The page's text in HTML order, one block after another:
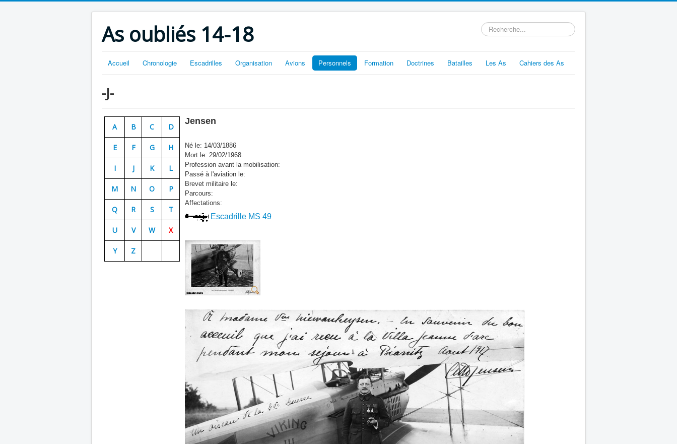
As oubliés 14-18 Rechercher
Accueil Chronologie Escadrilles Organisation Avions Personnels Formation Doctrines Batailles Les As Cahiers des As
-J-
A B C D
E F G H
I J K L
M N O P
Q R S T
U V W X
Y Z
Jensen
Né le: 14/03/1886
Mort le: 29/02/1968.
Profession avant la mobilisation:
Passé à l'aviation le:
Brevet militaire le:
Parcours:
Affectations:
Escadrille MS 49